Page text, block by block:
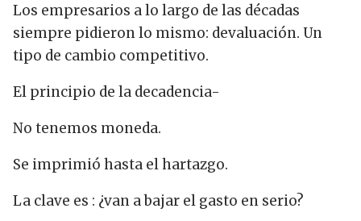
Los empresarios a lo largo de las décadas
siempre pidieron lo mismo: devaluación. Un
tipo de cambio competitivo.
El principio de la decadencia-
No tenemos moneda.
Se imprimió hasta el hartazgo.
La clave es : ¿van a bajar el gasto en serio?